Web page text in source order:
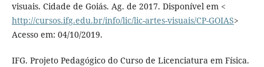
visuais. Cidade de Goiás. Ag. de 2017. Disponível em <
http://cursos.ifg.edu.br/info/lic/lic-artes-visuais/CP-GOIAS>
Acesso em: 04/10/2019.
IFG. Projeto Pedagógico do Curso de Licenciatura em Física.